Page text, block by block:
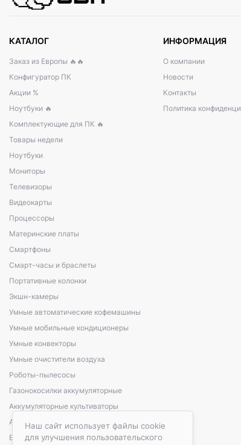
Наш сайт использует файлы cookie
для улучшения пользовательского
КАТАЛОГ
Заказ из Европы 🔥🔥
Конфигуратор ПК
Акции %
Ноутбуки 🔥
Комплектующие для ПК 🔥
Товары недели
Ноутбуки
Мониторы
Телевизоры
Видеокарты
Процессоры
Материнские платы
Смартфоны
Смарт-часы и браслеты
Портативные колонки
Экшн-камеры
Умные автоматические кофемашины
Умные мобильные кондиционеры
Умные конвекторы
Умные очистители воздуха
Роботы-пылесосы
Газонокосилки аккумуляторные
Аккумуляторные культиваторы
Аккумуляторные кусторезы, сучкорезы
Варочные панели электрические
ИНФОРМАЦИЯ
О компании
Новости
Контакты
Политика